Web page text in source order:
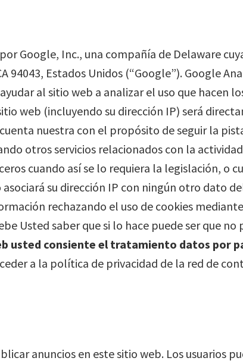
Google, Inc., una compañía de Delaware
Estados Unidos (“Google”). Google
al sitio web a analizar el uso que hacen
web (incluyendo su dirección IP) será
nuestra con el propósito de seguir la
otros servicios relacionados con la
cuando así se lo requiera la legislación, o
su dirección IP con ningún otro dato
rechazando el uso de cookies
Usted saber que si lo hace puede ser que no
usted consiente el tratamiento datos por
a la política de privacidad de la red de
anuncios en este sitio web. Los usuarios